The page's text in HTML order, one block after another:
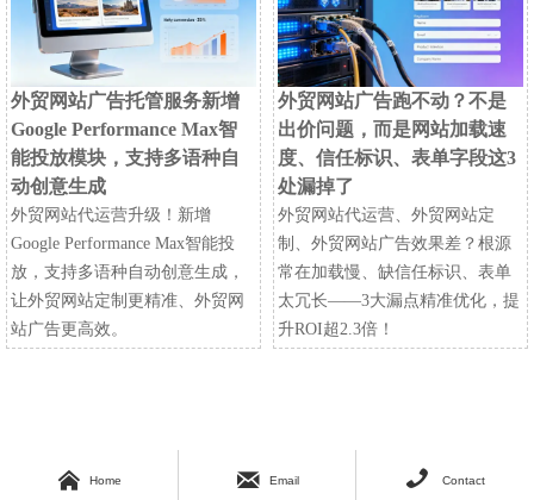
外贸网站广告托管服务新增
Google Performance Max智
能投放模块，支持多语种自
动创意生成
外贸网站代运营升级！新增
Google Performance Max智能投
放，支持多语种自动创意生成，
让外贸网站定制更精准、外贸网
站广告更高效。
外贸网站广告跑不动？不是
出价问题，而是网站加载速
度、信任标识、表单字段这3
处漏掉了
外贸网站代运营、外贸网站定
制、外贸网站广告效果差？根源
常在加载慢、缺信任标识、表单
太冗长——3大漏点精准优化，提
升ROI超2.3倍！
 Home  Email  Contact